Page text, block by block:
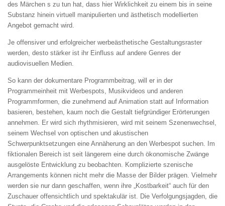
des Märchen s zu tun hat, dass hier Wirklichkeit zu einem bis in seine
Substanz hinein virtuell manipulierten und ästhetisch modellierten
Angebot gemacht wird.
Je offensiver und erfolgreicher werbeästhetische Gestaltungsraster
werden, desto stärker ist ihr Einfluss auf andere Genres der
audiovisuellen Medien.
So kann der dokumentare Programmbeitrag, will er in der
Programmeinheit mit Werbespots, Musikvideos und anderen
Programmformen, die zunehmend auf Animation statt auf Information
basieren, bestehen, kaum noch die Gestalt tiefgründiger Erörterungen
annehmen. Er wird sich rhythmisieren, wird mit seinem Szenenwechsel,
seinem Wechsel von optischen und akustischen
Schwerpunktsetzungen eine Annäherung an den Werbespot suchen. Im
fiktionalen Bereich ist seit längerem eine durch ökonomische Zwänge
ausgelöste Entwicklung zu beobachten. Komplizierte szenische
Arrangements können nicht mehr die Masse der Bilder prägen. Vielmehr
werden sie nur dann geschaffen, wenn ihre „Kostbarkeit“ auch für den
Zuschauer offensichtlich und spektakulär ist. Die Verfolgungsjagden, die